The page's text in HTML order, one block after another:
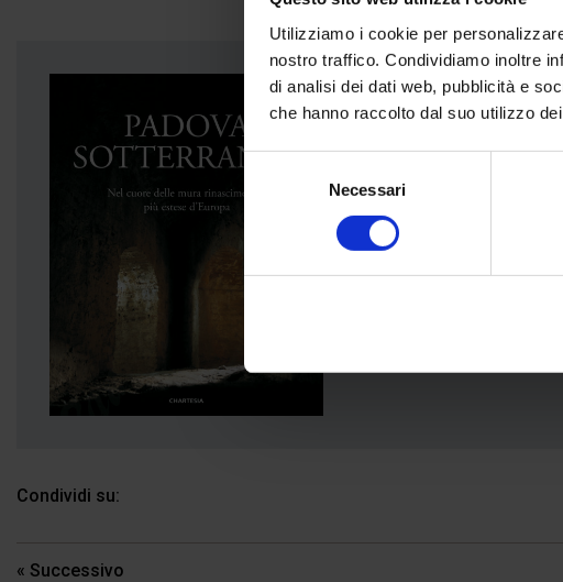
Utilizziamo i cookie per
nostro traffico. Condividiamo inoltre
di analisi dei dati web, pubblicità e
che hanno raccolto dal suo utilizzo
Selezione
del
Necessari
, Paolo Mozzi
, Andrea
Padova sotterranea
Nel cuore delle mura
Condividi su:
Navigazione
« Successivo